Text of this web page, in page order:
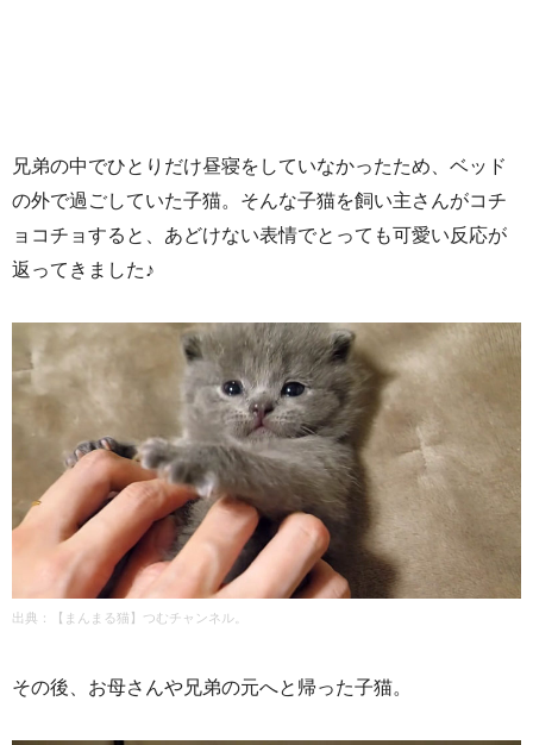
兄弟の中でひとりだけ昼寝をしていなかったため、ベッド
の外で過ごしていた子猫。そんな子猫を飼い主さんがコチ
ョコチョすると、あどけない表情でとっても可愛い反応が
返ってきました♪
出典： 【まんまる猫】つむチャンネル。
その後、お母さんや兄弟の元へと帰った子猫。